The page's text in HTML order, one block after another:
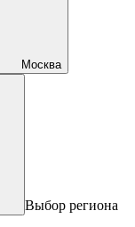
Москва
Выбор региона